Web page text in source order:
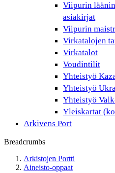
Viipurin
asiakirjat
Viipurin
Virkatalojen
Virkatalot
Voudintilit
Yhteistyö
Yhteistyö
Yhteistyö
Yleiskartat
Arkivens Port
Breadcrumbs
Arkistojen Portti
Aineisto-oppaat